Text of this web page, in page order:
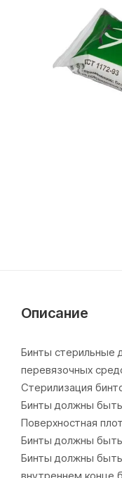
Описание
Бинты стерильные
перевязочных
Стерилизация
Бинты должны быть
Поверхностная
Бинты должны
Бинты должны быть